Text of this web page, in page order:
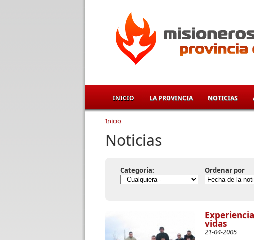
INICIO LA PROVINCIA NOTICIAS
Se encuentra usted aquí
Inicio
Noticias
Categoría: Ordenar por
vidas
21-04-2005